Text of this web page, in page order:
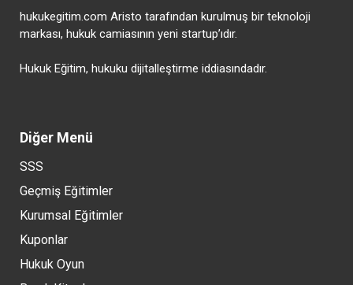
hukukegitim.com Aristo tarafından kurulmuş bir teknoloji
markası, hukuk camiasının yeni startup’ıdır.
Hukuk Eğitim, hukuku dijitalleştirme iddiasındadır.
Diğer Menü
SSS
Geçmiş Eğitimler
Kurumsal Eğitimler
Kuponlar
Hukuk Oyun